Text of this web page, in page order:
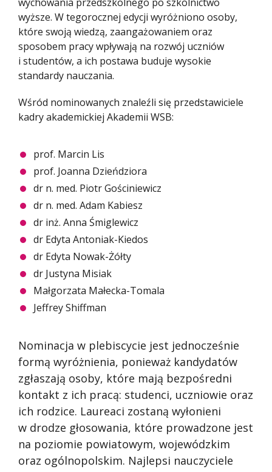
wyższe. W tegorocznej edycji wyróżniono osoby,
które swoją wiedzą, zaangażowaniem oraz
sposobem pracy wpływają na rozwój uczniów
i studentów, a ich postawa buduje wysokie
standardy nauczania.
Wśród nominowanych znaleźli się przedstawiciele
kadry akademickiej Akademii WSB:
prof. Marcin Lis
prof. Joanna Dzieńdziora
dr n. med. Piotr Gościniewicz
dr n. med. Adam Kabiesz
dr inż. Anna Śmiglewicz
dr Edyta Antoniak-Kiedos
dr Edyta Nowak-Żółty
dr Justyna Misiak
Małgorzata Małecka-Tomala
Jeffrey Shiffman
Nominacja w plebiscycie jest jednocześnie
formą wyróżnienia, ponieważ kandydatów
zgłaszają osoby, które mają bezpośredni
kontakt z ich pracą: studenci, uczniowie oraz
ich rodzice. Laureaci zostaną wyłonieni
w drodze głosowania, które prowadzone jest
na poziomie powiatowym, wojewódzkim
oraz ogólnopolskim. Najlepsi nauczyciele